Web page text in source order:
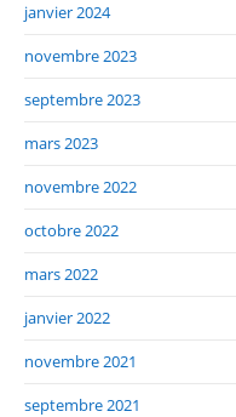
janvier 2024
novembre 2023
septembre 2023
mars 2023
novembre 2022
octobre 2022
mars 2022
janvier 2022
novembre 2021
septembre 2021